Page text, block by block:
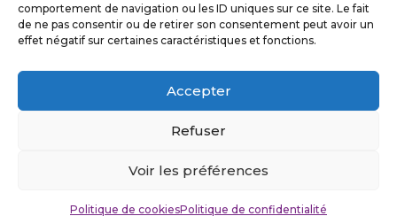
comportement de navigation ou les ID uniques sur ce site. Le fait
de ne pas consentir ou de retirer son consentement peut avoir un
effet négatif sur certaines caractéristiques et fonctions.
Accepter
Refuser
Voir les préférences
Politique de cookiesPolitique de confidentialité
Suivez-moi
Politique de confidentialité